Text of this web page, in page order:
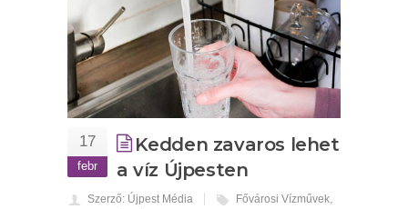
17
febr
Kedden zavaros lehet
a víz Újpesten
Szerző: Újpest Média Fővárosi Vízművek